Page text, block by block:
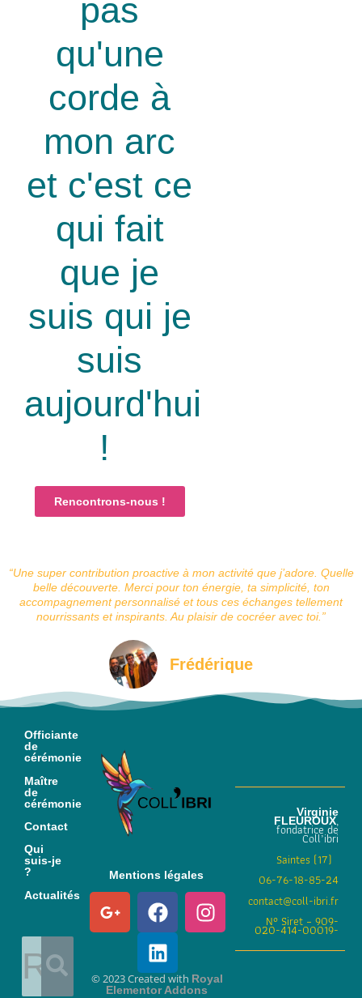
pas
qu'une
corde à
mon arc
et c'est ce
qui fait
que je
suis qui je
suis
aujourd'hui
!
Rencontrons-nous !
“Une super contribution proactive à mon activité que j’adore. Quelle
belle découverte. Merci pour ton énergie, ta simplicité, ton
accompagnement personnalisé et tous ces échanges tellement
nourrissants et inspirants. Au plaisir de cocréer avec toi.”
Frédérique
Officiante
de
cérémonie
Maître
de
cérémonie
Contact
Qui
suis-je
?
Actualités
Mentions légales
© 2023 Created with Royal
Elementor Addons
Virginie
FLEUROUX,
fondatrice de
Coll’ibri
Saintes (17)
06-76-18-85-24
contact@coll-ibri.fr
N° Siret – 909-
020-414-00019-